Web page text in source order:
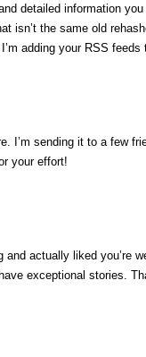
detailed information you
isn’t the same old
adding your RSS
I’m sending it to a few
your effort!
actually liked you’re
exceptional stories.